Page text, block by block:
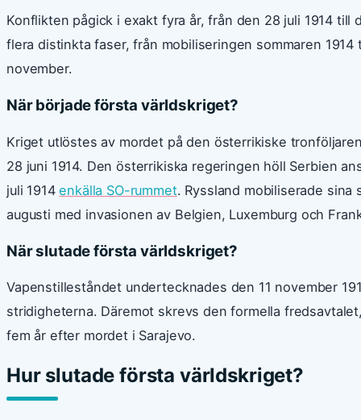
Konflikten pågick i exakt fyra år, från den 28 juli 1914 till
flera distinkta faser, från mobiliseringen sommaren
november.
När började första världskriget?
Kriget utlöstes av mordet på den österrikiske
28 juni 1914. Den österrikiska regeringen höll Serbien
juli 1914enkälla SO-rummet. Ryssland mobiliserade
augusti med invasionen av Belgien, Luxemburg och
När slutade första världskriget?
Vapenstilleståndet undertecknades den 11 november
stridigheterna. Däremot skrevs den formella
fem år efter mordet i Sarajevo.
Hur slutade första världskriget?